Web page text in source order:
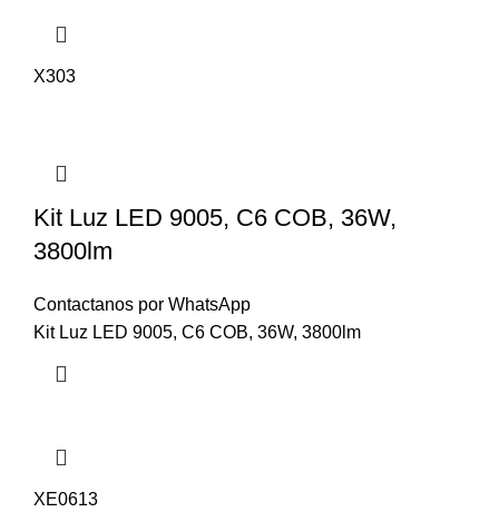
X303
Kit Luz LED 9005, C6 COB, 36W,
3800lm
Contactanos por WhatsApp
Kit Luz LED 9005, C6 COB, 36W, 3800lm
XE0613